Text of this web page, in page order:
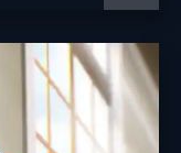
佐藤せつじ
真山亜子